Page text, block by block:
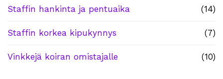
Staffin hankinta ja pentuaika (14)
Staffin korkea kipukynnys (7)
Vinkkejä koiran omistajalle (10)